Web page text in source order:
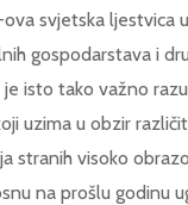
svjetska ljestvica
gospodarstava i
isto tako važno
uzima u obzir
stranih visoko
na prošlu godinu